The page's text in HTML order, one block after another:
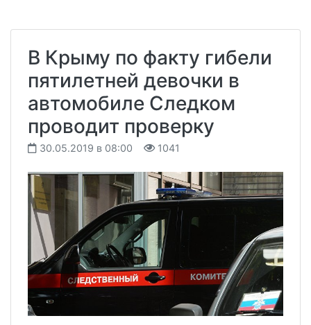
В Крыму по факту гибели
пятилетней девочки в
автомобиле Следком
проводит проверку
30.05.2019 в 08:00 1041